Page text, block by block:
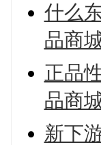
什么
品商
正品
品商
新下